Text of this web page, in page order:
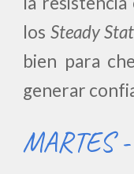
los Steady
bien para
generar
MARTES